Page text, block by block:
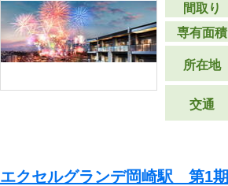
間取り
専有面積
所在地
交通
エクセルグランデ岡崎駅 第1期